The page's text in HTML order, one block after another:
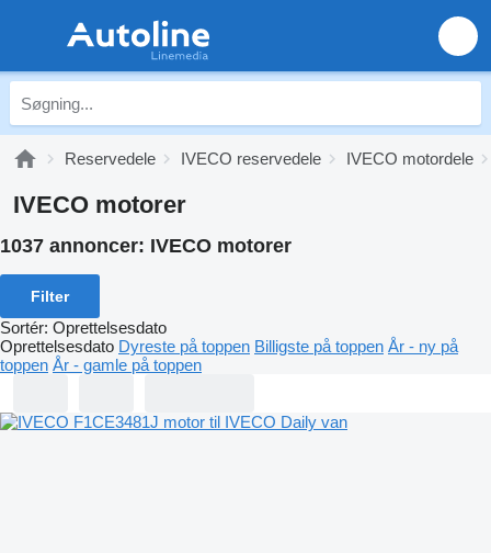
Reservedele IVECO reservedele IVECO motordele
IVECO motorer
1037 annoncer: IVECO motorer
Filter
Sortér: Oprettelsesdato
Oprettelsesdato Dyreste på toppen Billigste på toppen År - ny på
toppen År - gamle på toppen